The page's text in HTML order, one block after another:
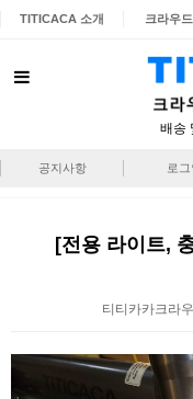
TITICACA 소개 크라우
배송
공지사항 로그
[전용 라이트,
티티카카크라